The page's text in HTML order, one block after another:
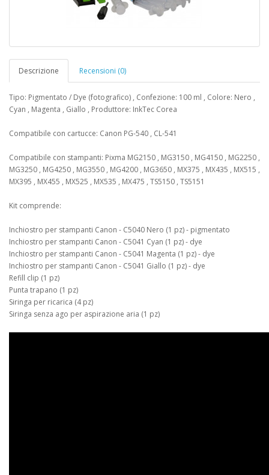
Descrizione Recensioni (0)
Tipo: Pigmentato / Dye (fotografico) , Confezione: 100 ml , Colore: Nero ,
Cyan , Magenta , Giallo , Produttore: InkTec Corea
Compatibile con cartucce: Canon PG-540 , CL-541
Compatibile con stampanti: Pixma MG2150 , MG3150 , MG4150 , MG2250 ,
MG3250 , MG4250 , MG3550 , MG4200 , MG3650 , MX375 , MX435 , MX515 ,
MX395 , MX455 , MX525 , MX535 , MX475 , TS5150 , TS5151
Kit comprende:
Inchiostro per stampanti Canon - C5040 Nero (1 pz) - pigmentato
Inchiostro per stampanti Canon - C5041 Cyan (1 pz) - dye
Inchiostro per stampanti Canon - C5041 Magenta (1 pz) - dye
Inchiostro per stampanti Canon - C5041 Giallo (1 pz) - dye
Refill clip (1 pz)
Punta trapano (1 pz)
Siringa per ricarica (4 pz)
Siringa senza ago per aspirazione aria (1 pz)